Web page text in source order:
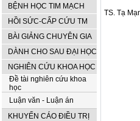
BỆNH HỌC TIM MẠCH
HỒI SỨC-CẤP CỨU TM
BÀI GIẢNG CHUYÊN GIA
DÀNH CHO SAU ĐẠI HỌC
NGHIÊN CỨU KHOA HỌC
Đề tài nghiên cứu khoa
học
Luận văn - Luận án
KHUYẾN CÁO ĐIỀU TRỊ
TS. Tạ